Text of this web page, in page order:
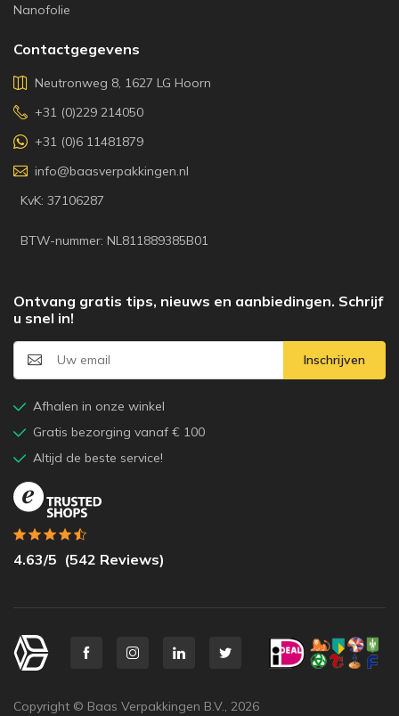
Nanofolie
Contactgegevens
Neutronweg 8, 1627 LG Hoorn
+31 (0)229 214050
+31 (0)6 11481879
info@baasverpakkingen.nl
KvK: 37106287
BTW-nummer: NL811889385B01
Ontvang gratis tips, nieuws en aanbiedingen. Schrijf
u snel in!
Inschrijven
Afhalen in onze winkel
Gratis bezorging vanaf € 100
Altijd de beste service!
4.63/5 (542 Reviews)
Copyright © Baas Verpakkingen B.V., 2026